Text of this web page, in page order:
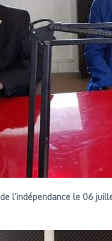
l’indépendance le 06